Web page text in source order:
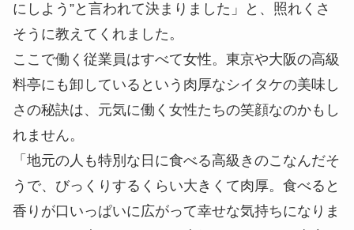
にしよう”と言われて決まりました」と、照れくさ
そうに教えてくれました。
ここで働く従業員はすべて女性。東京や大阪の高級
料亭にも卸しているという肉厚なシイタケの美味し
さの秘訣は、元気に働く女性たちの笑顔なのかもし
れません。
「地元の人も特別な日に食べる高級きのこなんだそ
うで、びっくりするくらい大きくて肉厚。食べると
香りが口いっぱいに広がって幸せな気持ちになりま